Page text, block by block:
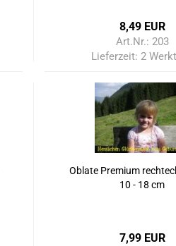
8,49 EUR
Art.Nr.: 203
Lieferzeit: 2
Oblate Premium
10 - 18 cm
7,99 EUR